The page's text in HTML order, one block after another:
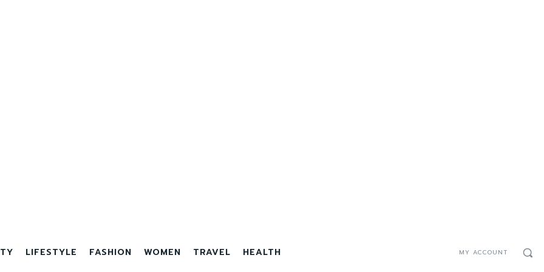
LIFESTYLE FASHION WOMEN TRAVEL HEALTH MY ACCOUNT